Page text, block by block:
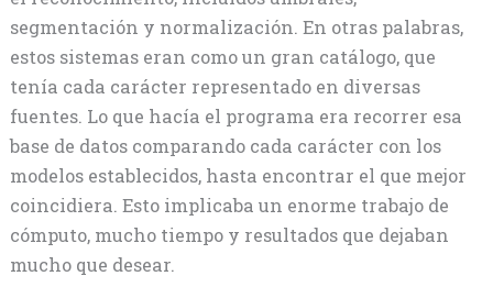
segmentación y normalización. En otras palabras,
estos sistemas eran como un gran catálogo, que
tenía cada carácter representado en diversas
fuentes. Lo que hacía el programa era recorrer esa
base de datos comparando cada carácter con los
modelos establecidos, hasta encontrar el que mejor
coincidiera. Esto implicaba un enorme trabajo de
cómputo, mucho tiempo y resultados que dejaban
mucho que desear.